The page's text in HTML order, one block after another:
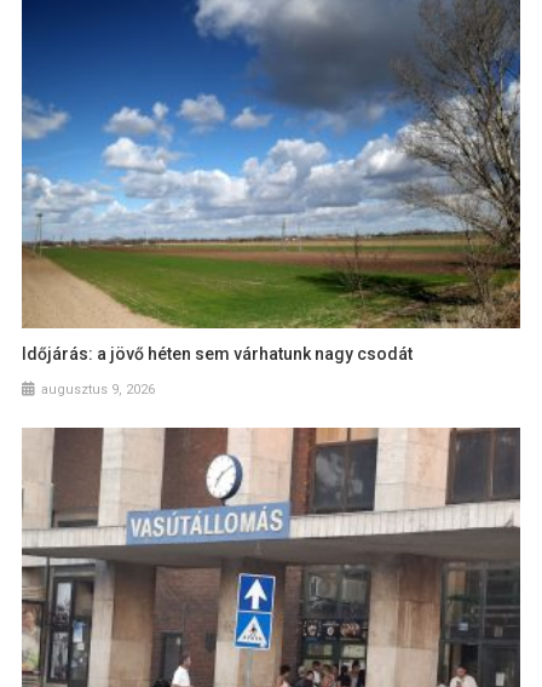
Időjárás: a jövő héten sem várhatunk nagy csodát
augusztus 9, 2026